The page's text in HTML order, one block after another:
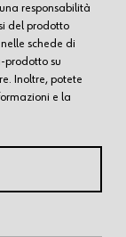
responsabilità
del prodotto
schede di
prodotto su
Inoltre, potete
e la